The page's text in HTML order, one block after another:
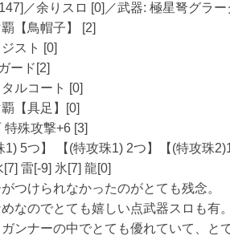
／余りスロ [0]／武器: 極星弩グラー
【鳥帽子】 [2]
スト [0]
ード[2]
ルコート [0]
【具足】[0]
殊攻撃+6 [3]
1) 5つ】 【(特攻珠1) 2つ】【(特攻珠
雷[-9] 氷[7] 龍[0]
つけられなかったのがとても残念。
なのでとても嬉しい点武器スロも有
ンナーの中でとても優れていて、と